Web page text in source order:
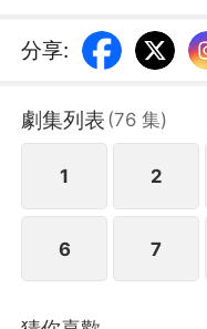
開掛、強勢逆襲，在
力，從鹹魚小人物，
分享:
劇集列表 (76 集)
1 2
6 7